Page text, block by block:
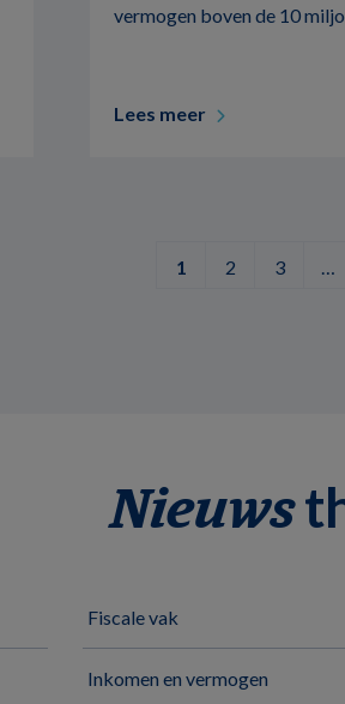
vermogen boven de 10
Lees meer
1 2 3 …
Nieuws
Fiscale vak
Inkomen en vermogen